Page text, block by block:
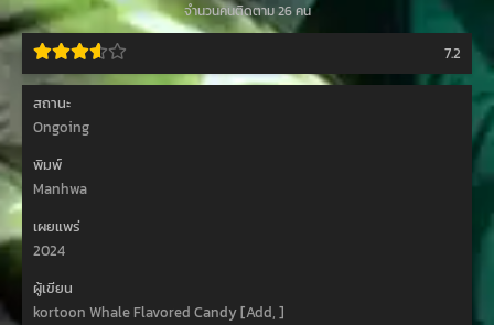
จำนวนคนติดตาม 26 คน
7.2
สถานะ
Ongoing
พิมพ์
Manhwa
เผยแพร่
2024
ผู้เขียน
kortoon Whale Flavored Candy [Add, ]